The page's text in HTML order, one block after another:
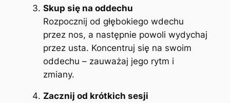
Skup się na oddechu
Rozpocznij od głębokiego wdechu
przez nos, a następnie powoli wydychaj
przez usta. Koncentruj się na swoim
oddechu – zauważaj jego rytm i
zmiany.
Zacznij od krótkich sesji